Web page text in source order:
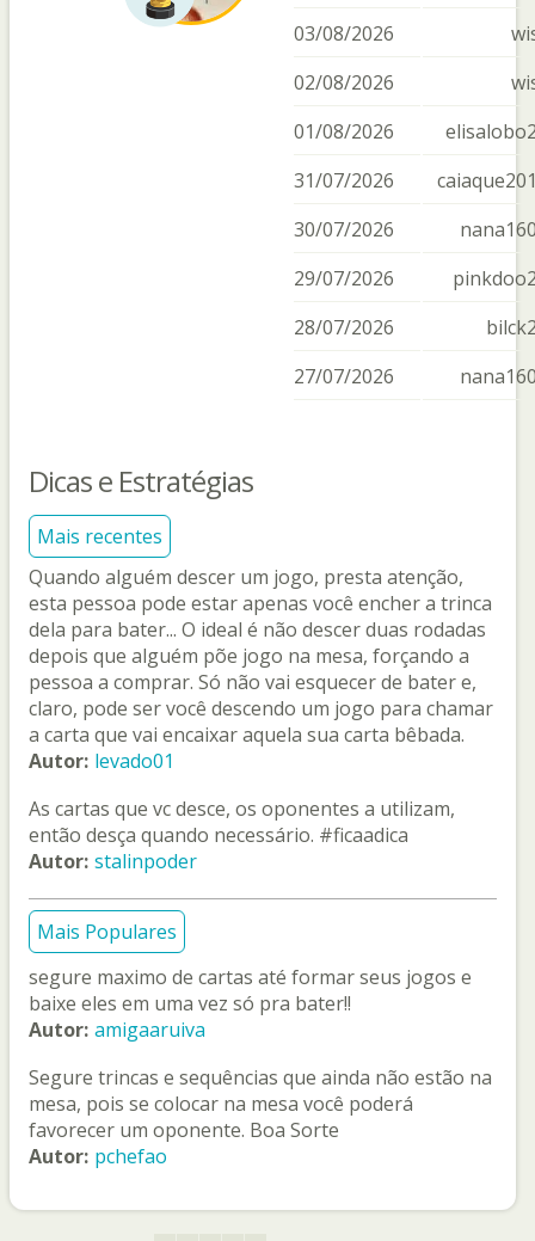
03/08/2026
02/08/2026
01/08/2026
31/07/2026
30/07/2026
29/07/2026
28/07/2026
27/07/2026
Dicas e Estratégias
Mais recentes
Quando alguém descer um jogo, presta atenção,
esta pessoa pode estar apenas você encher a trinca
dela para bater... O ideal é não descer duas rodadas
depois que alguém põe jogo na mesa, forçando a
pessoa a comprar. Só não vai esquecer de bater e,
claro, pode ser você descendo um jogo para chamar
a carta que vai encaixar aquela sua carta bêbada.
Autor: levado01
As cartas que vc desce, os oponentes a utilizam,
então desça quando necessário. #ficaadica
Autor: stalinpoder
Mais Populares
segure maximo de cartas até formar seus jogos e
baixe eles em uma vez só pra bater!!
Autor: amigaaruiva
Segure trincas e sequências que ainda não estão na
mesa, pois se colocar na mesa você poderá
favorecer um oponente. Boa Sorte
Autor: pchefao